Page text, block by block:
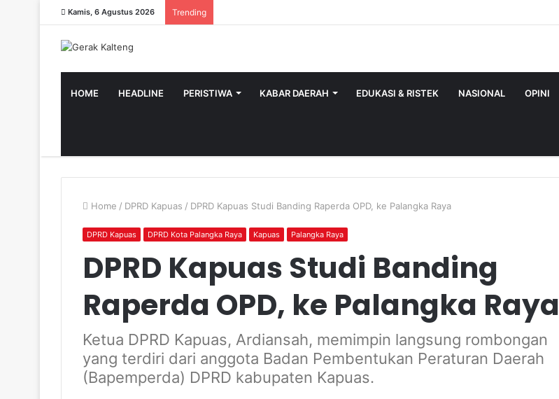
Kamis, 6 Agustus 2026 Trending
HOME HEADLINE PERISTIWA KABAR DAERAH EDUKASI & RISTEK NASIONAL OPINI
Home / DPRD Kapuas / DPRD Kapuas Studi Banding Raperda OPD, ke Palangka Raya
DPRD Kapuas DPRD Kota Palangka Raya Kapuas Palangka Raya
DPRD Kapuas Studi Banding
Raperda OPD, ke Palangka Raya
Ketua DPRD Kapuas, Ardiansah, memimpin langsung rombongan
yang terdiri dari anggota Badan Pembentukan Peraturan Daerah
(Bapemperda) DPRD kabupaten Kapuas.